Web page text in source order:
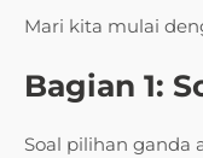
Mari kita mulai
Bagian 1:
Soal pilihan ganda